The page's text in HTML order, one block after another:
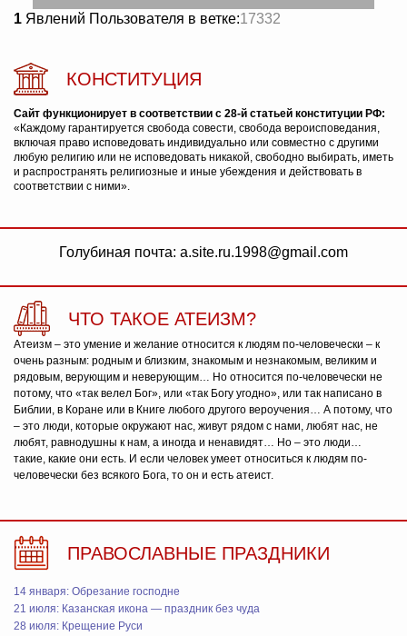
1 Явлений Пользователя в ветке:17332
КОНСТИТУЦИЯ
Сайт функционирует в соответствии с 28-й статьей конституции РФ:
«Каждому гарантируется свобода совести, свобода вероисповедания,
включая право исповедовать индивидуально или совместно с другими
любую религию или не исповедовать никакой, свободно выбирать, иметь
и распространять религиозные и иные убеждения и действовать в
соответствии с ними».
Голубиная почта: a.site.ru.1998@gmail.com
ЧТО ТАКОЕ АТЕИЗМ?
Атеизм – это умение и желание относится к людям по-человечески – к
очень разным: родным и близким, знакомым и незнакомым, великим и
рядовым, верующим и неверующим… Но относится по-человечески не
потому, что «так велел Бог», или «так Богу угодно», или так написано в
Библии, в Коране или в Книге любого другого вероучения… А потому, что
– это люди, которые окружают нас, живут рядом с нами, любят нас, не
любят, равнодушны к нам, а иногда и ненавидят… Но – это люди…
такие, какие они есть. И если человек умеет относиться к людям по-
человечески без всякого Бога, то он и есть атеист.
ПРАВОСЛАВНЫЕ ПРАЗДНИКИ
14 января: Обрезание господне
21 июля: Казанская икона — праздник без чуда
28 июля: Крещение Руси